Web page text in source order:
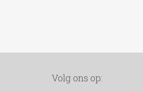
Volg ons op: